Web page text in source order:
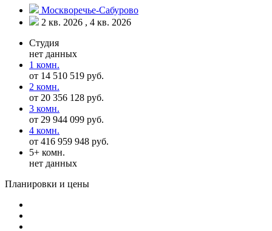
Москворечье-Сабурово
2 кв. 2026 , 4 кв. 2026
Студия
нет данных
1 комн.
от 14 510 519 руб.
2 комн.
от 20 356 128 руб.
3 комн.
от 29 944 099 руб.
4 комн.
от 416 959 948 руб.
5+ комн.
нет данных
Планировки и цены